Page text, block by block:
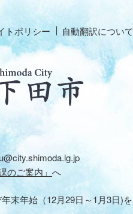
トポリシー 自動翻訳について
のご案内」 へ
末年始（12月29日～1月3日)を